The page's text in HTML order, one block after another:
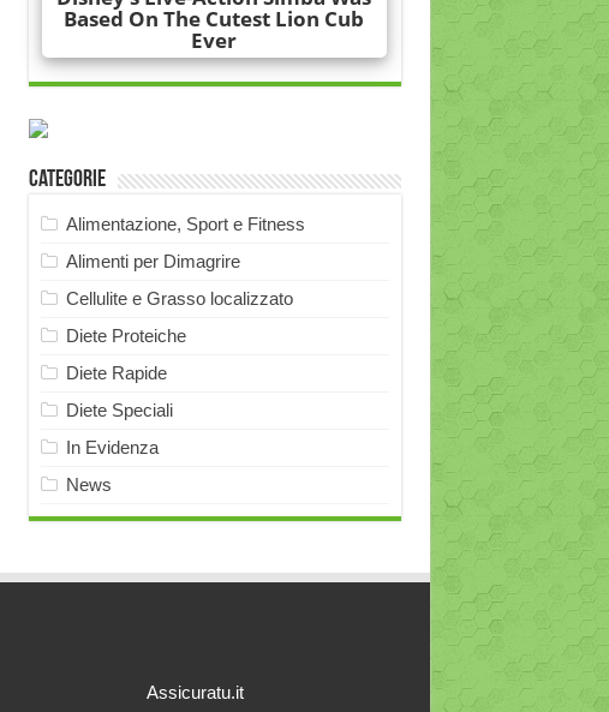
Categorie
Alimentazione, Sport e Fitness
Alimenti per Dimagrire
Cellulite e Grasso localizzato
Diete Proteiche
Diete Rapide
Diete Speciali
In Evidenza
News
Assicuratu.it